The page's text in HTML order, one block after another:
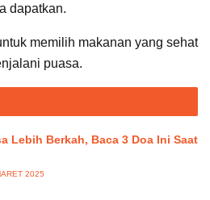
dapatkan.
memilih makanan yang sehat
puasa.
Lebih Berkah, Baca 3 Doa Ini Saat
2025